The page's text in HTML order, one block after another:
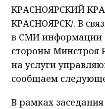
КРАСНОЯРСКИЙ
КРАСНОЯРСК/. В
в СМИ информации
стороны Минстроя
на услуги
сообщаем
В рамках